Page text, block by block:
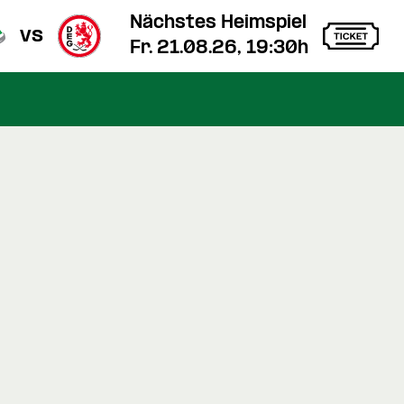
vs
Nächstes Heimspiel
Fr. 21.08.26, 19:30h